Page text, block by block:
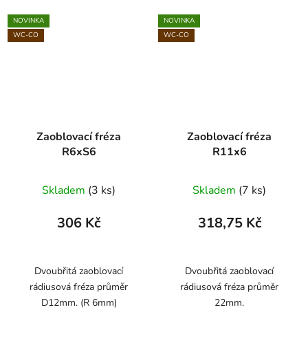
NOVINKA
WC-CO
Zaoblovací fréza
R6xS6
Skladem (3 ks)
306 Kč
Dvoubřitá zaoblovací
rádiusová fréza průměr
D12mm. (R 6mm)
NOVINKA
WC-CO
Zaoblovací fréza
R11x6
Skladem (7 ks)
318,75 Kč
Dvoubřitá zaoblovací
rádiusová fréza průměr
22mm.